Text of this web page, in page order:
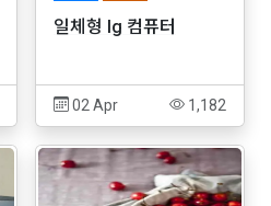
일체형 lg 컴퓨터
02 Apr 1,182